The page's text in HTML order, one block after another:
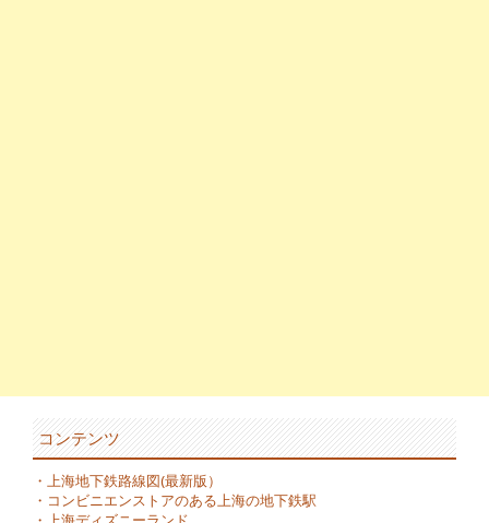
コンテンツ
・ 上海地下鉄路線図(最新版）
・ コンビニエンストアのある上海の地下鉄駅